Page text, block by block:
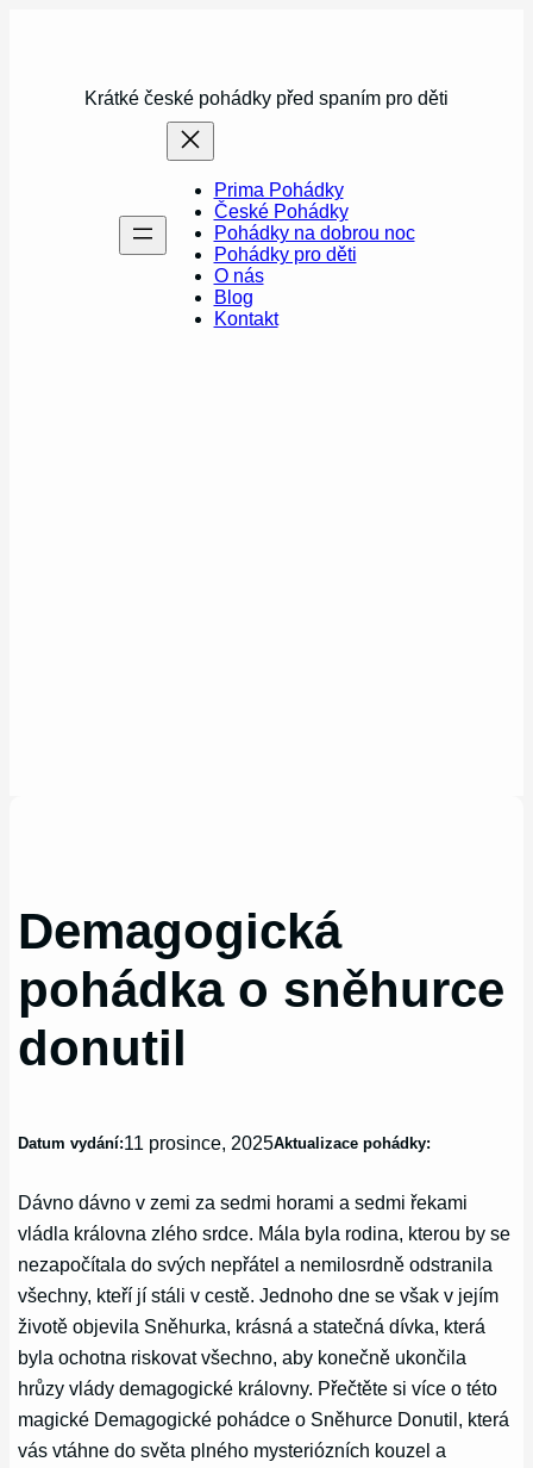
Krátké české pohádky před spaním pro děti
Prima Pohádky
České Pohádky
Pohádky na dobrou noc
Pohádky pro děti
O nás
Blog
Kontakt
Demagogická
pohádka o sněhurce
donutil
Datum vydání:11 prosince, 2025Aktualizace pohádky:
Dávno dávno v zemi za sedmi horami a sedmi řekami
vládla královna zlého srdce. Mála byla rodina, kterou by se
nezapočítala do svých nepřátel a nemilosrdně odstranila
všechny, kteří jí stáli v cestě. Jednoho dne se však v jejím
životě objevila Sněhurka, krásná a statečná dívka, která
byla ochotna riskovat všechno, aby konečně ukončila
hrůzy vlády demagogické královny. Přečtěte si více o této
magické Demagogické pohádce o Sněhurce Donutil, která
vás vtáhne do světa plného mysteriózních kouzel a